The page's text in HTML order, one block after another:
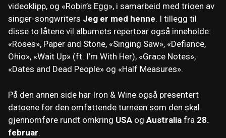
videoklipp, og «Robin’s Egg», i samarbeid med trioen av
singer-songwriters Jeg er med henne. I tillegg til
disse to låtene vil albumets repertoar også inneholde:
«Roses», Paper and Stone, «Singing Saw», «Defiance,
Ohio», «Wait Up» (ft. I’m With Her), «Grace Notes»,
«Dates and Dead People» og «Half Measures».
På den annen side har Iron & Wine også presentert
datoene for den omfattende turneen som den skal
gjennomføre rundt omkring USA og Australia fra 28.
februar.